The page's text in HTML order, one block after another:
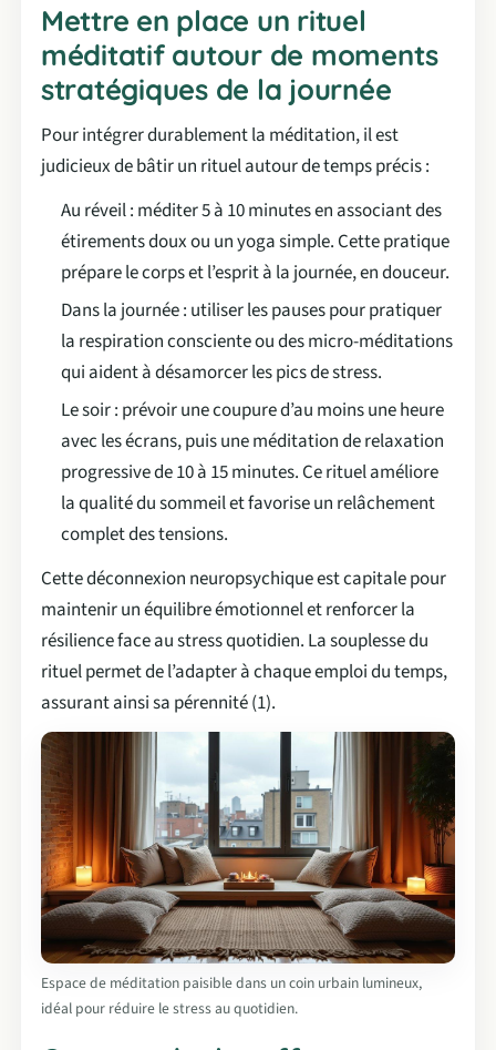
Mettre en place un rituel
méditatif autour de moments
stratégiques de la journée
Pour intégrer durablement la méditation, il est
judicieux de bâtir un rituel autour de temps précis :
Au réveil : méditer 5 à 10 minutes en associant des
étirements doux ou un yoga simple. Cette pratique
prépare le corps et l’esprit à la journée, en douceur.
Dans la journée : utiliser les pauses pour pratiquer
la respiration consciente ou des micro-méditations
qui aident à désamorcer les pics de stress.
Le soir : prévoir une coupure d’au moins une heure
avec les écrans, puis une méditation de relaxation
progressive de 10 à 15 minutes. Ce rituel améliore
la qualité du sommeil et favorise un relâchement
complet des tensions.
Cette déconnexion neuropsychique est capitale pour
maintenir un équilibre émotionnel et renforcer la
résilience face au stress quotidien. La souplesse du
rituel permet de l’adapter à chaque emploi du temps,
assurant ainsi sa pérennité (1).
Espace de méditation paisible dans un coin urbain lumineux,
idéal pour réduire le stress au quotidien.